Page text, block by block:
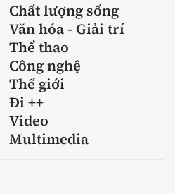
Chất lượng sống
Văn hóa - Giải trí
Thể thao
Công nghệ
Thế giới
Đi ++
Video
Multimedia